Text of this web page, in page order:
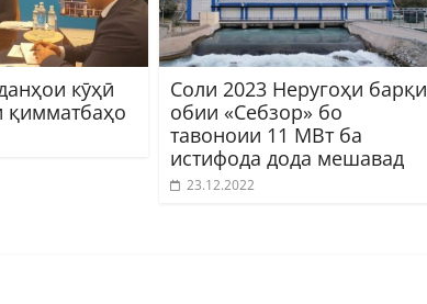
кӯҳӣ
қимматбаҳо
Соли 2023 Неругоҳи барқи
обии «Себзор» бо
тавоноии 11 МВт ба
истифода дода мешавад
23.12.2022